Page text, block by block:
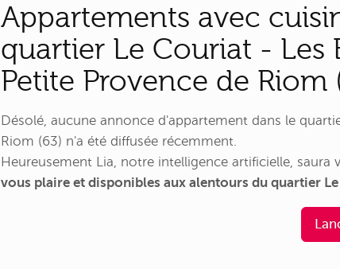
Appartements avec
quartier Le Couriat - Les
Petite Provence de Riom
Désolé, aucune annonce d'appartement dans le
Riom (63) n'a été diffusée récemment.
Heureusement Lia, notre intelligence artificielle, saura
vous plaire et disponibles aux alentours du quartier